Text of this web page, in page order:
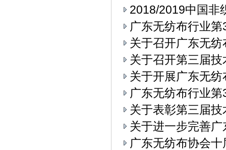
2018/2019中国非
广东无纺布行业
关于召开广东无
关于召开第三届
关于开展广东无
广东无纺布行业
关于表彰第三届
关于进一步完善
广东无纺布协会